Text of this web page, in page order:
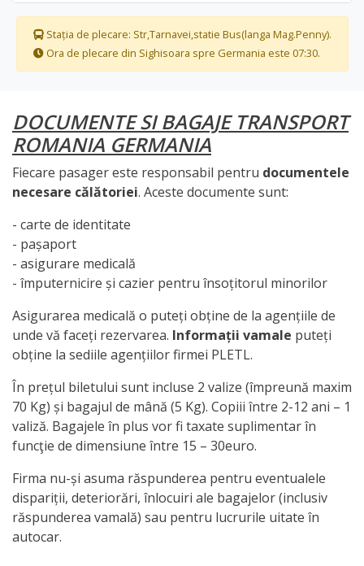
Stația de plecare: Str,Tarnavei,statie Bus(langa Mag.Penny).
Ora de plecare din Sighisoara spre Germania este 07:30.
DOCUMENTE SI BAGAJE TRANSPORT
ROMANIA GERMANIA
Fiecare pasager este responsabil pentru documentele
necesare călătoriei. Aceste documente sunt:
- carte de identitate
- pașaport
- asigurare medicală
- împuternicire și cazier pentru însoțitorul minorilor
Asigurarea medicală o puteți obține de la agențiile de
unde vă faceți rezervarea. Informații vamale puteți
obține la sediile agențiilor firmei PLETL.
În prețul biletului sunt incluse 2 valize (împreună maxim
70 Kg) și bagajul de mână (5 Kg). Copiii între 2-12 ani – 1
valiză. Bagajele în plus vor fi taxate suplimentar în
funcţie de dimensiune între 15 – 30euro.
Firma nu-și asuma răspunderea pentru eventualele
dispariții, deteriorări, înlocuiri ale bagajelor (inclusiv
răspunderea vamală) sau pentru lucrurile uitate în
autocar.